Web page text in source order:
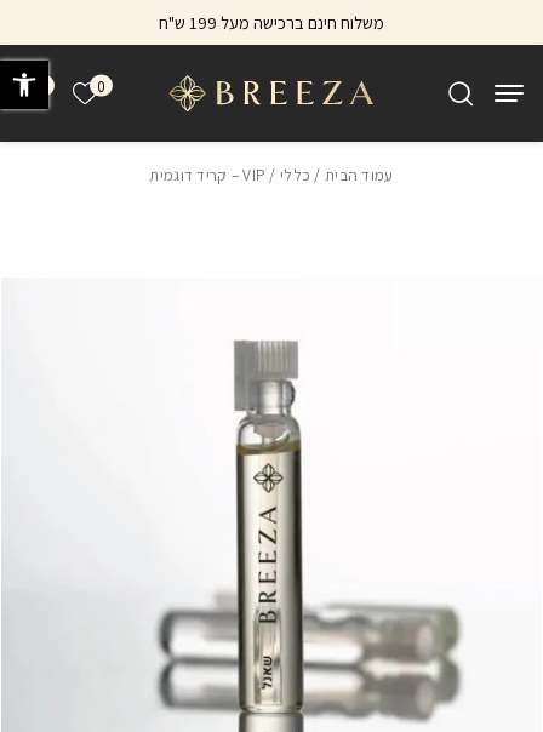
משלוח חינם ברכישה מעל 199 ש"ח
0 הרשימה
עמוד הבית/ כללי/ VIP – קריד דוגמית